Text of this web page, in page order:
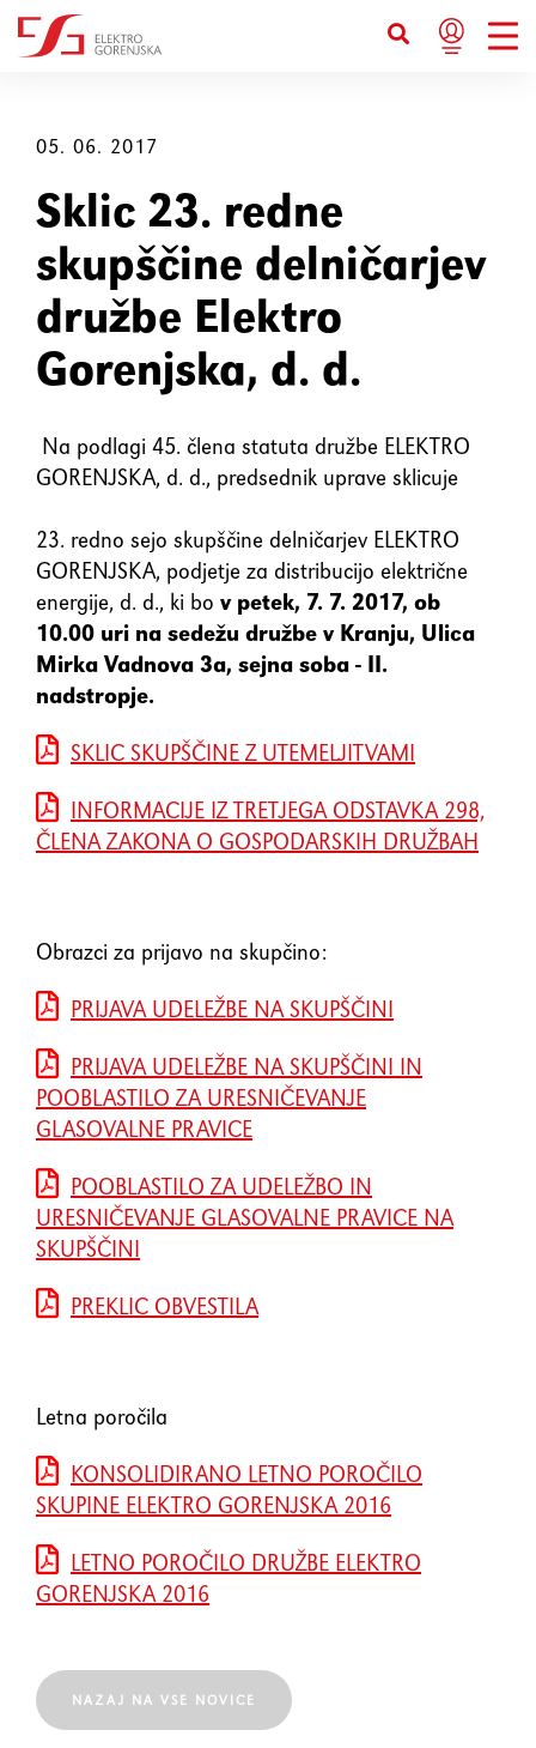
05. 06. 2017
Sklic 23. redne
skupščine delničarjev
družbe Elektro
Gorenjska, d. d.
Na podlagi 45. člena statuta družbe ELEKTRO
GORENJSKA, d. d., predsednik uprave sklicuje
23. redno sejo skupščine delničarjev ELEKTRO
GORENJSKA, podjetje za distribucijo električne
energije, d. d., ki bo v petek, 7. 7. 2017, ob
10.00 uri na sedežu družbe v Kranju, Ulica
Mirka Vadnova 3a, sejna soba - II.
nadstropje.
SKLIC SKUPŠČINE Z UTEMELJITVAMI
INFORMACIJE IZ TRETJEGA ODSTAVKA 298,
ČLENA ZAKONA O GOSPODARSKIH DRUŽBAH
Obrazci za prijavo na skupčino:
PRIJAVA UDELEŽBE NA SKUPŠČINI
PRIJAVA UDELEŽBE NA SKUPŠČINI IN
POOBLASTILO ZA URESNIČEVANJE
GLASOVALNE PRAVICE
POOBLASTILO ZA UDELEŽBO IN
URESNIČEVANJE GLASOVALNE PRAVICE NA
SKUPŠČINI
PREKLIC OBVESTILA
Letna poročila
KONSOLIDIRANO LETNO POROČILO
SKUPINE ELEKTRO GORENJSKA 2016
LETNO POROČILO DRUŽBE ELEKTRO
GORENJSKA 2016
NAZAJ NA VSE NOVICE
s tipkovnico
Prikaže možnosti dostopnosti
Prikaže kazalo strani
Skoči na glavno vsebino
Vrne se na domačo stran
Zapre pojavno okno / meni
element
Premakne fokus na prejšnji
element
element
Označi/odznači potrditveno